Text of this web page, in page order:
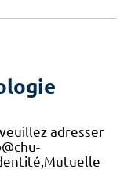
adresser